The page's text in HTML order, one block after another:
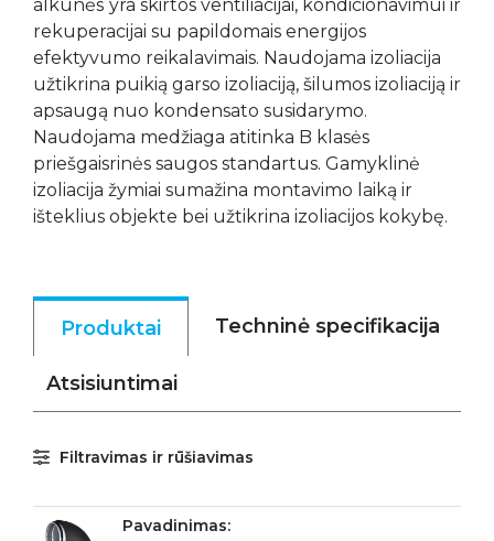
alkūnės yra skirtos ventiliacijai, kondicionavimui ir
rekuperacijai su papildomais energijos
efektyvumo reikalavimais. Naudojama izoliacija
užtikrina puikią garso izoliaciją, šilumos izoliaciją ir
apsaugą nuo kondensato susidarymo.
Naudojama medžiaga atitinka B klasės
priešgaisrinės saugos standartus. Gamyklinė
izoliacija žymiai sumažina montavimo laiką ir
išteklius objekte bei užtikrina izoliacijos kokybę.
Produktai Techninė specifikacija
Atsisiuntimai
Filtravimas ir rūšiavimas